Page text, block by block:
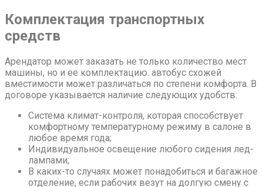
Комплектация транспортных
средств
Арендатор может заказать не только количество мест
машины, но и ее комплектацию. автобус схожей
вместимости может различаться по степени комфорта. В
договоре указывается наличие следующих удобств:
Система климат-контроля, которая способствует
комфортному температурному режиму в салоне в
любое время года;
Индивидуальное освещение любого сидения лед-
лампами;
В каких-то случаях может понадобиться и багажное
отделение, если рабочих везут на долгую смену с